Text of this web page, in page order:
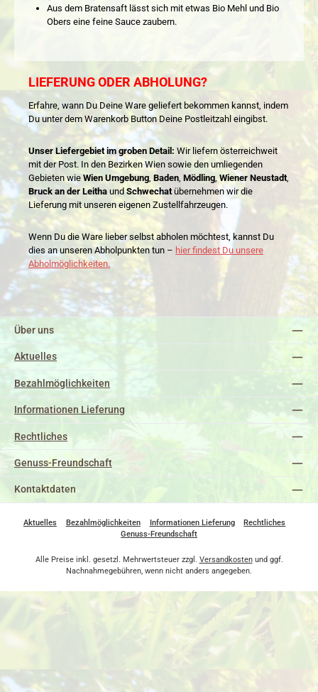
Aus dem Bratensaft lässt sich mit etwas Bio Mehl und Bio
Obers eine feine Sauce zaubern.
LIEFERUNG ODER ABHOLUNG?
Erfahre, wann Du Deine Ware geliefert bekommen kannst, indem
Du unter dem Warenkorb Button Deine Postleitzahl eingibst.
Unser Liefergebiet im groben Detail: Wir liefern österreichweit
mit der Post. In den Bezirken Wien sowie den umliegenden
Gebieten wie Wien Umgebung, Baden, Mödling, Wiener Neustadt,
Bruck an der Leitha undSchwechatübernehmen wir die
Lieferung mit unseren eigenen Zustellfahrzeugen.
Wenn Du die Ware lieber selbst abholen möchtest, kannst Du
dies an unseren Abholpunkten tun – hier findest Du unsere
Abholmöglichkeiten.
Über uns
Aktuelles
Bezahlmöglichkeiten
Informationen Lieferung
Rechtliches
Genuss-Freundschaft
Kontaktdaten
Aktuelles Bezahlmöglichkeiten Informationen Lieferung
Rechtliches
Genuss-Freundschaft
Alle Preise inkl. gesetzl. Mehrwertsteuer zzgl. Versandkostenund ggf.
Nachnahmegebühren, wenn nicht anders angegeben.